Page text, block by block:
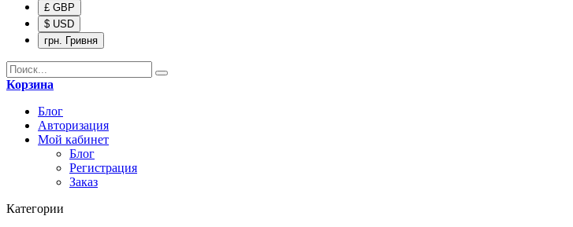
£ GBP
$ USD
грн. Гривня
Корзина
Блог
Авторизация
Мой кабинет
Блог
Регистрация
Заказ
Категории